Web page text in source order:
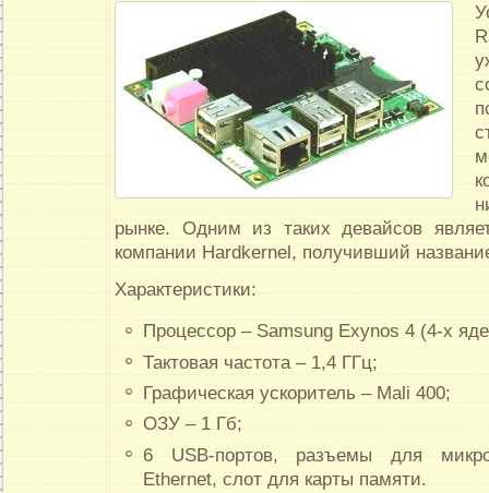
рынке. Одним из таких девайсов
компании Hardkernel, получивший
Характеристики:
Процессор – Samsung Exynos 4 (4-х
Тактовая частота – 1,4 ГГц;
Графическая ускоритель – Mali 400;
ОЗУ – 1 Гб;
6 USB-портов, разъемы для
Ethernet, слот для карты памяти.